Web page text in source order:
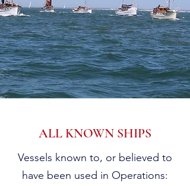
ALL KNOWN SHIPS
Vessels known to, or believed to
have been used in Operations: